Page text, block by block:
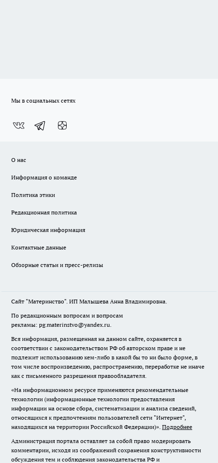
Мы в социальных сетях
О нас
Информация о команде
Политика этики
Редакционная политика
Юридическая информация
Контактные данные
Обзорные статьи и пресс-релизы
Сайт "Материнство". ИП Малышева Анна Владимировна.
По редакционным вопросам и вопросам
рекламы: pg.materinstvo@yandex.ru.
Вся информация, размещенная на данном сайте, охраняется в
соответствии с законодательством РФ об авторском праве и не
подлежит использованию кем-либо в какой бы то ни было форме, в
том числе воспроизведению, распространению, переработке не иначе
как с письменного разрешения правообладателя.
«На информационном ресурсе применяются рекомендательные
технологии (информационные технологии предоставления
информации на основе сбора, систематизации и анализа сведений,
относящихся к предпочтениям пользователей сети "Интернет",
находящихся на территории Российской Федерации)». Подробнее
Администрация портала оставляет за собой право модерировать
комментарии, исходя из соображений сохранения конструктивности
обсуждения тем и соблюдения законодательства РФ и